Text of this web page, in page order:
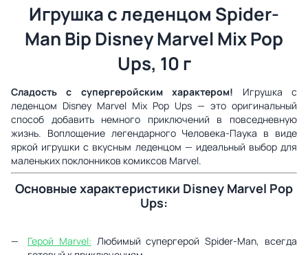
Игрушка с леденцом Spider-
Man Bip Disney Marvel Mix Pop
Ups, 10 г
Сладость с супергеройским характером! Игрушка с
леденцом Disney Marvel Mix Pop Ups — это оригинальный
способ добавить немного приключений в повседневную
жизнь. Воплощение легендарного Человека-Паука в виде
яркой игрушки с вкусным леденцом — идеальный выбор для
маленьких поклонников комиксов Marvel.
Основные характеристики Disney Marvel Pop
Ups:
Герой Marvel: Любимый супергерой Spider-Man, всегда